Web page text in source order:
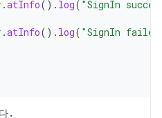
.atInfo(). log( "SignIn
.atInfo(). log( "SignIn
.